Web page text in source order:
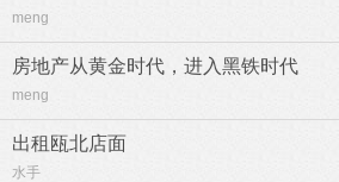
meng
房地产从黄金时代，进入黑铁时代
meng
出租瓯北店面
水手